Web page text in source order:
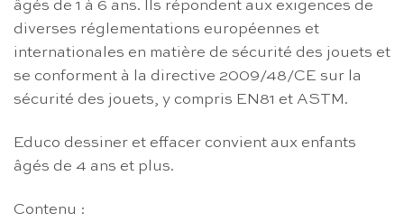
âgés de 1 à 6 ans. Ils répondent aux exigences de
diverses réglementations européennes et
internationales en matière de sécurité des jouets et
se conforment à la directive 2009/48/CE sur la
sécurité des jouets, y compris EN81 et ASTM.
Educo dessiner et effacer convient aux enfants
âgés de 4 ans et plus.
Contenu :